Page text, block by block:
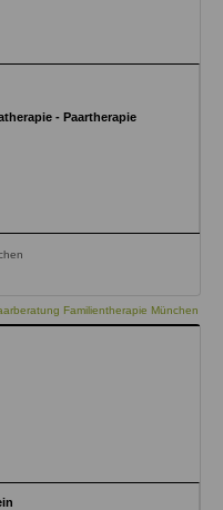
- Paartherapie
Familientherapie München